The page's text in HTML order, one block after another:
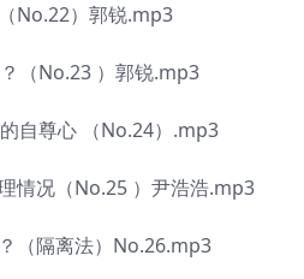
No.22）郭锐.mp3
（No.23 ）郭锐.mp3
自尊心 （No.24）.mp3
情况（No.25 ）尹浩浩.mp3
（隔离法）No.26.mp3